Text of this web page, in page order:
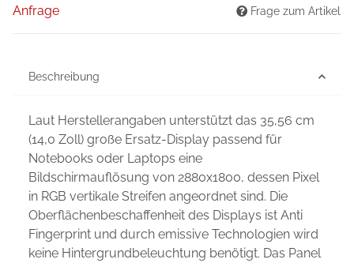
Anfrage
Frage zum Artikel
Beschreibung
Laut Herstellerangaben unterstützt das 35,56 cm
(14,0 Zoll) große Ersatz-Display passend für
Notebooks oder Laptops eine
Bildschirmauflösung von 2880x1800, dessen Pixel
in RGB vertikale Streifen angeordnet sind. Die
Oberflächenbeschaffenheit des Displays ist Anti
Fingerprint und durch emissive Technologien wird
keine Hintergrundbeleuchtung benötigt. Das Panel